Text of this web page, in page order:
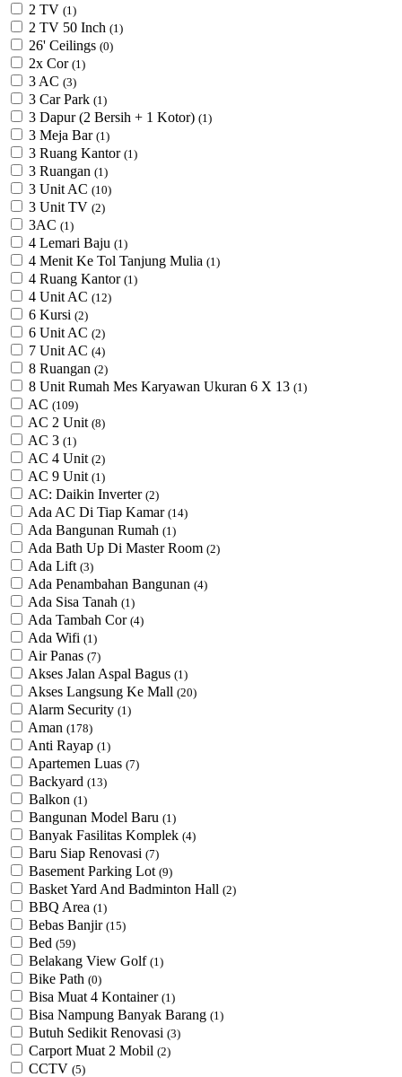
2 TV (1)
2 TV 50 Inch (1)
26' Ceilings (0)
2x Cor (1)
3 AC (3)
3 Car Park (1)
3 Dapur (2 Bersih + 1 Kotor) (1)
3 Meja Bar (1)
3 Ruang Kantor (1)
3 Ruangan (1)
3 Unit AC (10)
3 Unit TV (2)
3AC (1)
4 Lemari Baju (1)
4 Menit Ke Tol Tanjung Mulia (1)
4 Ruang Kantor (1)
4 Unit AC (12)
6 Kursi (2)
6 Unit AC (2)
7 Unit AC (4)
8 Ruangan (2)
8 Unit Rumah Mes Karyawan Ukuran 6 X 13 (1)
AC (109)
AC 2 Unit (8)
AC 3 (1)
AC 4 Unit (2)
AC 9 Unit (1)
AC: Daikin Inverter (2)
Ada AC Di Tiap Kamar (14)
Ada Bangunan Rumah (1)
Ada Bath Up Di Master Room (2)
Ada Lift (3)
Ada Penambahan Bangunan (4)
Ada Sisa Tanah (1)
Ada Tambah Cor (4)
Ada Wifi (1)
Air Panas (7)
Akses Jalan Aspal Bagus (1)
Akses Langsung Ke Mall (20)
Alarm Security (1)
Aman (178)
Anti Rayap (1)
Apartemen Luas (7)
Backyard (13)
Balkon (1)
Bangunan Model Baru (1)
Banyak Fasilitas Komplek (4)
Baru Siap Renovasi (7)
Basement Parking Lot (9)
Basket Yard And Badminton Hall (2)
BBQ Area (1)
Bebas Banjir (15)
Bed (59)
Belakang View Golf (1)
Bike Path (0)
Bisa Muat 4 Kontainer (1)
Bisa Nampung Banyak Barang (1)
Butuh Sedikit Renovasi (3)
Carport Muat 2 Mobil (2)
CCTV (5)